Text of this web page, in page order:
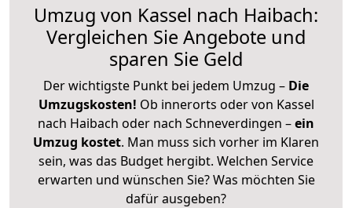
Umzug von Kassel nach Haibach:
Vergleichen Sie Angebote und
sparen Sie Geld
Der wichtigste Punkt bei jedem Umzug – Die
Umzugskosten! Ob innerorts oder von Kassel
nach Haibach oder nach Schneverdingen –ein
Umzug kostet. Man muss sich vorher im Klaren
sein, was das Budget hergibt. Welchen Service
erwarten und wünschen Sie? Was möchten Sie
dafür ausgeben?